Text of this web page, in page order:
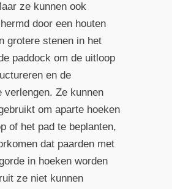
ze kunnen ook
door een houten
grotere stenen in het
paddock om de uitloop
en de
verlengen. Ze kunnen
om aparte hoeken
of het pad te beplanten,
dat paarden met
in hoeken worden
ze niet kunnen